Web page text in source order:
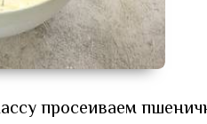
просеиваем